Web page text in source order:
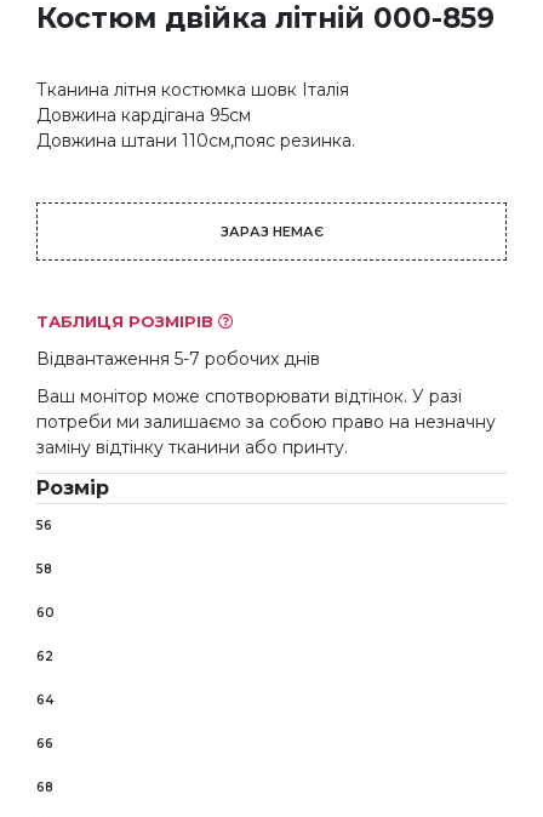
Костюм двійка літній 000-859
Тканина лiтня костюмка шовк Iталiя
Довжина кардiгана 95см
Довжина штани 110см,пояс резинка.
ЗАРАЗ НЕМАЄ
ТАБЛИЦЯ РОЗМІРІВ
Відвантаження 5-7 робочих днів
Ваш монітор може спотворювати відтінок. У разі
потреби ми залишаємо за собою право на незначну
заміну відтінку тканини або принту.
Розмір
56
58
60
62
64
66
68